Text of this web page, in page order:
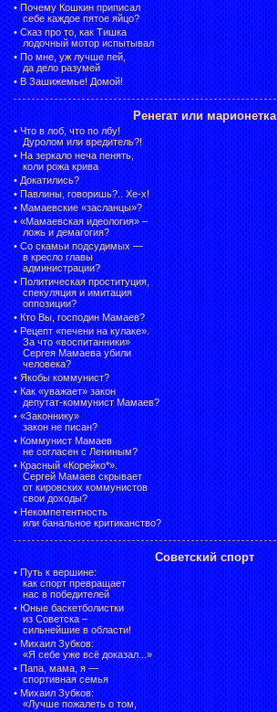
• Почему Кошкин приписал
себе каждое пятое яйцо?
• Сказ про то, как Тишка
лодочный мотор испытывал
• По мне, уж лучше пей,
да дело разумей
• В Зашижемье! Домой!
Ренегат или марионетка
• Что в лоб, что по лбу!
Дуролом или вредитель?!
• На зеркало неча пенять,
коли рожа крива
• Докатились?
• Павлины, говоришь?.. Хе-х!
• Мамаевские «засланцы»?
• «Мамаевская идеология» –
ложь и демагогия?
• Со скамьи подсудимых —
в кресло главы
администрации?
• Политическая проституция,
спекуляция и имитация
оппозиции?
• Кто Вы, господин Мамаев?
• Рецепт «печени на кулаке».
За что «воспитанники»
Сергея Мамаева убили
человека?
• Якобы коммунист?
• Как «уважает» закон
депутат-коммунист Мамаев?
• «Законнику»
закон не писан?
• Коммунист Мамаев
не согласен с Лениным?
• Красный «Корейко*».
Сергей Мамаев скрывает
от кировских коммунистов
свои доходы?
• Некомпетентность
или банальное критиканство?
Советский спорт
• Путь к вершине:
как спорт превращает
нас в победителей
• Юные баскетболистки
из Советска –
сильнейшие в области!
• Михаил Зубков:
«Я себе уже всё доказал...»
• Папа, мама, я —
спортивная семья
• Михаил Зубков:
«Лучше пожалеть о том,